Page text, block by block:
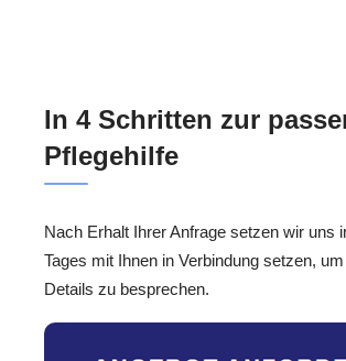
In 4 Schritten zur
Pflegehilfe
Nach Erhalt Ihrer Anfrage setzen wir uns
Tages mit Ihnen in Verbindung setzen,
Details zu besprechen.